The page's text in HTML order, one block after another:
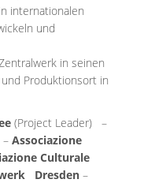
internationalen
und
in seinen
Produktionsort in
(Project Leader) –
– Associazione
Culturale
Dresden –